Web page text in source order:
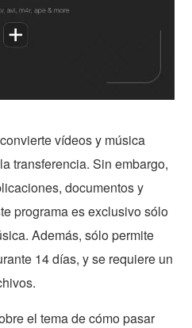
vídeos y música
transferencia. Sin embargo,
documentos y
programa es exclusivo sólo
Además, sólo permite
14 días, y se requiere un
el tema de cómo pasar